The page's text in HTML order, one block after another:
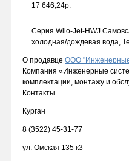
17 646,24р.
Серия Wilo-Jet-HWJ
холодная/дождевая вода,
О продавце ООО
Компания «Инженерные
комплектации, монтажу и
Контакты
Курган
8 (3522) 45-31-77
ул. Омская 135 к3